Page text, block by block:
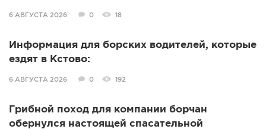
6 АВГУСТА 2026 0 18
Информация для борских водителей, которые
ездят в Кстово:
6 АВГУСТА 2026 0 192
Грибной поход для компании борчан
обернулся настоящей спасательной